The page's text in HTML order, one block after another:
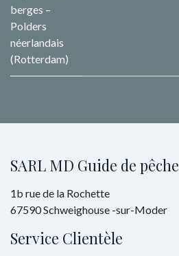
berges –
Polders
néerlandais
(Rotterdam)
SARL MD Guide de pêche
1b rue de la Rochette
67590 Schweighouse -sur-Moder
Service Clientèle